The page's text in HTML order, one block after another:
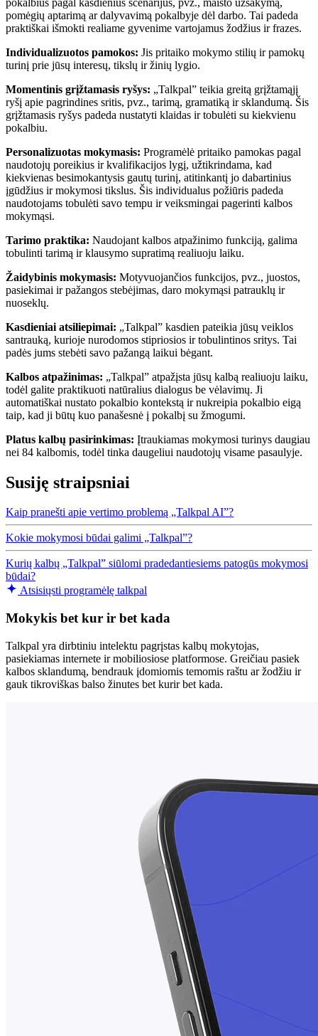
pomėgių aptarimą ar dalyvavimą pokalbyje dėl darbo. Tai padeda
praktiškai išmokti realiame gyvenime vartojamus žodžius ir frazes.
Individualizuotos pamokos: Jis pritaiko mokymo stilių ir pamokų
turinį prie jūsų interesų, tikslų ir žinių lygio.
Momentinis grįžtamasis ryšys: „Talkpal” teikia greitą grįžtamąjį
ryšį apie pagrindines sritis, pvz., tarimą, gramatiką ir sklandumą. Šis
grįžtamasis ryšys padeda nustatyti klaidas ir tobulėti su kiekvienu
pokalbiu.
Personalizuotas mokymasis: Programėlė pritaiko pamokas pagal
naudotojų poreikius ir kvalifikacijos lygį, užtikrindama, kad
kiekvienas besimokantysis gautų turinį, atitinkantį jo dabartinius
įgūdžius ir mokymosi tikslus. Šis individualus požiūris padeda
naudotojams tobulėti savo tempu ir veiksmingai pagerinti kalbos
mokymąsi.
Tarimo praktika: Naudojant kalbos atpažinimo funkciją, galima
tobulinti tarimą ir klausymo supratimą realiuoju laiku.
Žaidybinis mokymasis: Motyvuojančios funkcijos, pvz., juostos,
pasiekimai ir pažangos stebėjimas, daro mokymąsi patrauklų ir
nuoseklų.
Kasdieniai atsiliepimai: „Talkpal” kasdien pateikia jūsų veiklos
santrauką, kurioje nurodomos stipriosios ir tobulintinos sritys. Tai
padės jums stebėti savo pažangą laikui bėgant.
Kalbos atpažinimas: „Talkpal” atpažįsta jūsų kalbą realiuoju laiku,
todėl galite praktikuoti natūralius dialogus be vėlavimų. Ji
automatiškai nustato pokalbio kontekstą ir nukreipia pokalbio eigą
taip, kad ji būtų kuo panašesnė į pokalbį su žmogumi.
Platus kalbų pasirinkimas: Įtraukiamas mokymosi turinys daugiau
nei 84 kalbomis, todėl tinka daugeliui naudotojų visame pasaulyje.
Susiję straipsniai
Kaip pranešti apie vertimo problemą „Talkpal AI”?
Kokie mokymosi būdai galimi „Talkpal”?
Kurių kalbų „Talkpal” siūlomi pradedantiesiems patogūs mokymosi
būdai?
Atsisiųsti programėlę talkpal
Mokykis bet kur ir bet kada
Talkpal yra dirbtiniu intelektu pagrįstas kalbų mokytojas,
pasiekiamas internete ir mobiliosiose platformose. Greičiau pasiek
kalbos sklandumą, bendrauk įdomiomis temomis raštu ar žodžiu ir
gauk tikroviškas balso žinutes bet kurir bet kada.